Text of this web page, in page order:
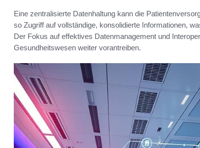
Eine zentralisierte Datenhaltung kann die
so Zugriff auf vollständige, konsolidierte Informationen,
Der Fokus auf effektives Datenmanagement und
Gesundheitswesen weiter vorantreiben.